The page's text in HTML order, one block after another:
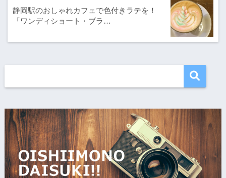
静岡駅のおしゃれカフェで色付きラテを！
「ワンディショート・ブラ…